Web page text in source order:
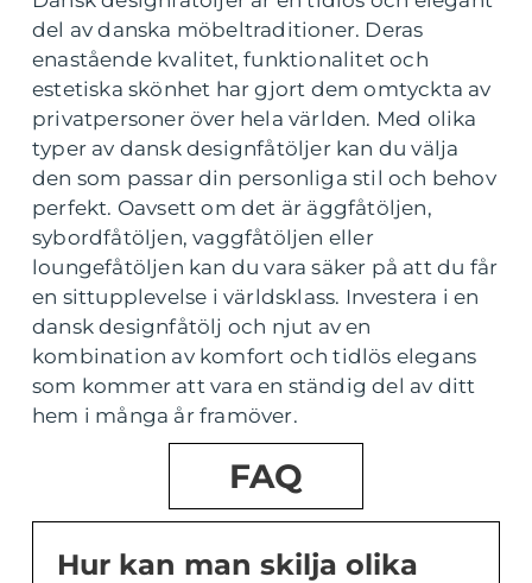
del av danska möbeltraditioner. Deras
enastående kvalitet, funktionalitet och
estetiska skönhet har gjort dem omtyckta av
privatpersoner över hela världen. Med olika
typer av dansk designfåtöljer kan du välja
den som passar din personliga stil och behov
perfekt. Oavsett om det är äggfåtöljen,
sybordfåtöljen, vaggfåtöljen eller
loungefåtöljen kan du vara säker på att du får
en sittupplevelse i världsklass. Investera i en
dansk designfåtölj och njut av en
kombination av komfort och tidlös elegans
som kommer att vara en ständig del av ditt
hem i många år framöver.
FAQ
Hur kan man skilja olika